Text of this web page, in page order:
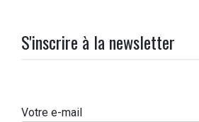
S'inscrire à la newsletter
Votre e-mail